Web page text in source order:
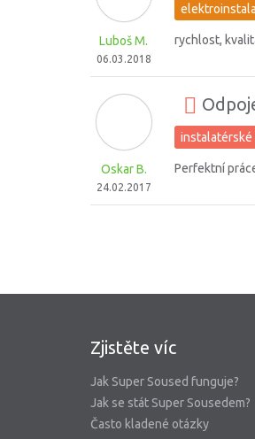
Luboš M.
06.03.2018
rychlost,
Oskar B.
24.02.2017
instalatérské
Perfektní
Zjistěte víc
Jak Super Soused funguje?
Jak se stát Super Sousedem?
Často kladené otázky